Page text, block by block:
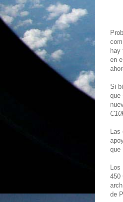
hay
en
Si
que
Las
que
Los
450
de